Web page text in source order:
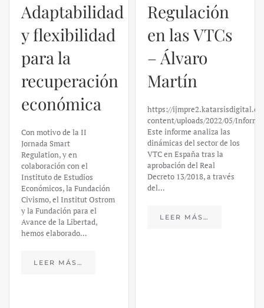
Adaptabilidad
y flexibilidad
para la
recuperación
económica
Con motivo de la II
Jornada Smart
Regulation, y en
colaboración con el
Instituto de Estudios
Económicos, la Fundación
Civismo, el Institut Ostrom
y la Fundación para el
Avance de la Libertad,
hemos elaborado…
LEER MÁS…
Regulación
en las VTCs
– Álvaro
Martín
https://
content/uploads/2022/05/
Este informe analiza las
dinámicas del sector de los
VTC en España tras la
aprobación del Real
Decreto 13/2018, a través
del…
LEER MÁS…